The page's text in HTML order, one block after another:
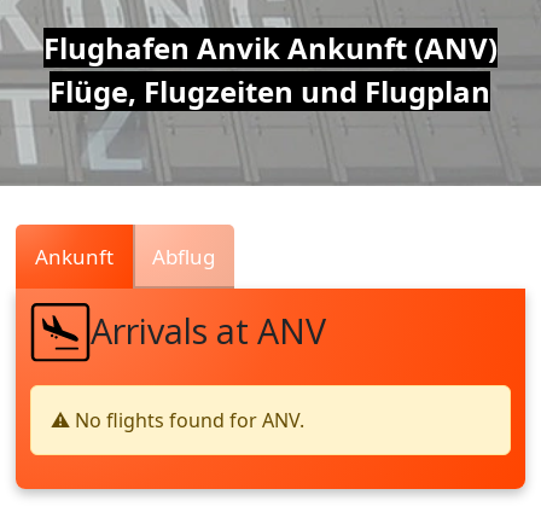
Air
Traffic
Live
Flughafen Anvik Ankunft (ANV)
Flüge, Flugzeiten und Flugplan
Ankunft Abflug
Arrivals at ANV
⚠️ No flights found for ANV.